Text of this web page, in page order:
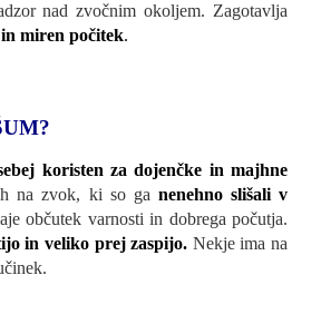
nad zvočnim okoljem. Zagotavlja
miren počitek.
koristen za dojenčke in majhne
na zvok, ki so ga nenehno slišali v
občutek varnosti in dobrega počutja.
in veliko prej zaspijo. Nekje ima na